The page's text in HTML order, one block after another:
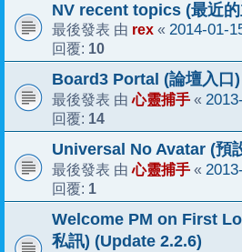
NV recent topics (最近
最後發表 由 rex « 2014-01-
回覆: 10
Board3 Portal (論壇入口
最後發表 由心靈捕手 «
回覆: 14
Universal No Avatar (預
最後發表 由心靈捕手 «
回覆: 1
Welcome PM on First
私訊) (Update 2.2.6)